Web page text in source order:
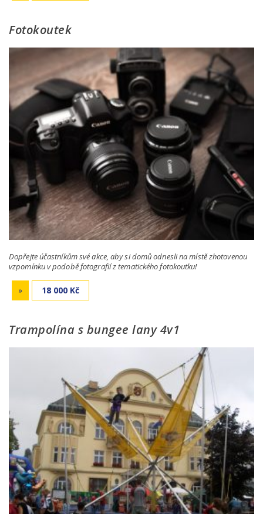
Fotokoutek
Dopřejte účastníkům své akce, aby si domů odnesli na místě zhotovenou
vzpomínku v podobě fotografií z tematického fotokoutku!
» 18 000 Kč
Trampolína s bungee lany 4v1